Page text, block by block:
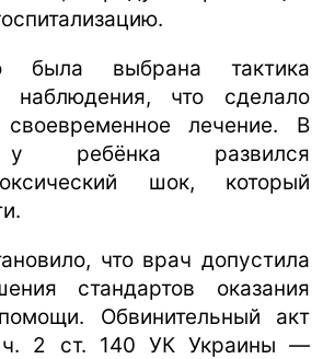
была выбрана тактика
наблюдения, что сделало
лечение. В
у ребёнка развился
шок, который
что врач допустила
стандартов оказания
Обвинительный акт
ч. 2 ст. 140 УК Украины —